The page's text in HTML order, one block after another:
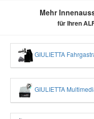
Mehr
für Ihren
GIULIETTA
GIULIETTA